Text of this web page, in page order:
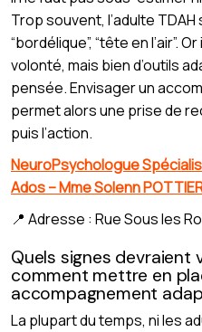
Trop souvent, l’adulte TDAH
“bordélique”, “tête en l’air”.
volonté, mais bien d’outils
pensée. Envisager un
permet alors une prise de
puis l’action.
NeuroPsychologue
Ados – Mme Solenn
📍 Adresse : Rue Sous les
Quels signes devraient
comment mettre en
accompagnement
La plupart du temps, ni les